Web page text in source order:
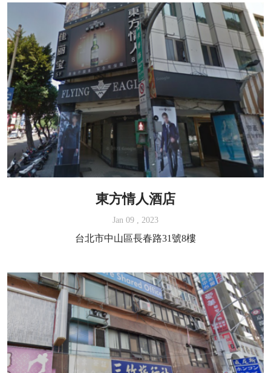
東方情人酒店
Jan 09 , 2023
台北市中山區長春路31號8樓